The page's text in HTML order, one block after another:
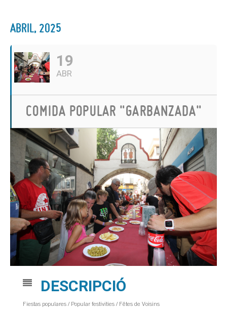
ABRIL, 2025
19
ABR
COMIDA POPULAR "GARBANZADA"
DESCRIPCIÓ
Fiestas populares / Popular festivities / Fêtes de Voisins